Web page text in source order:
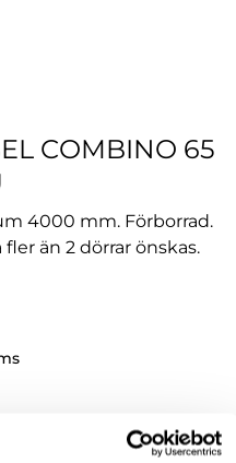
COMBINO 65
4000 mm. Förborrad.
än 2 dörrar önskas.